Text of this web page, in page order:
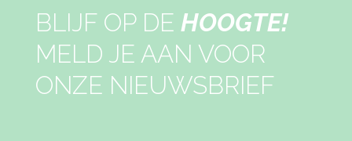
BLIJF OP DE HOOGTE!
MELD JE AAN VOOR
ONZE NIEUWSBRIEF